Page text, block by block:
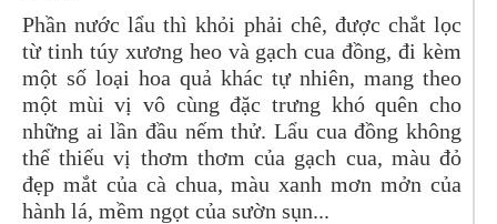
Phần nước lẩu thì khỏi phải chê, được chắt lọc
từ tinh túy xương heo và gạch cua đồng, đi kèm
một số loại hoa quả khác tự nhiên, mang theo
một mùi vị vô cùng đặc trưng khó quên cho
những ai lần đầu nếm thử. Lẩu cua đồng không
thể thiếu vị thơm thơm của gạch cua, màu đỏ
đẹp mắt của cà chua, màu xanh mơn mởn của
hành lá, mềm ngọt của sườn sụn...